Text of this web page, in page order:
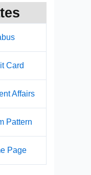
Card
Affairs
Pattern
Page